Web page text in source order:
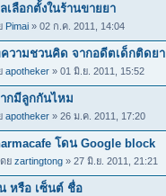
เลือกตั้งในร้านขายยา
Pimai » 02 ก.ค. 2011, 14:04
วามชวนคิด จากอดีตเด็กติดยา
apotheker » 01 มิ.ย. 2011, 15:52
กมีลูกกันไหม
apotheker » 26 ม.ค. 2011, 17:20
โดน Google block
ย zartingtong » 27 มิ.ย. 2011, 21:21
หรือ เซ็นต์ ชื่อ